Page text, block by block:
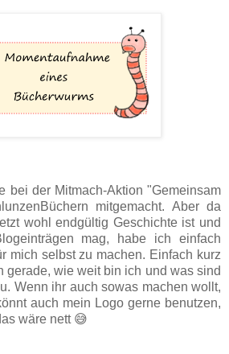
bei der Mitmach-Aktion "Gemeinsam
mitgemacht. Aber da
wohl endgültig Geschichte ist und
mag, habe ich einfach
mich selbst zu machen. Einfach kurz
gerade, wie weit bin ich und was sind
Wenn ihr auch sowas machen wollt,
auch mein Logo gerne benutzen,
wäre nett 😅